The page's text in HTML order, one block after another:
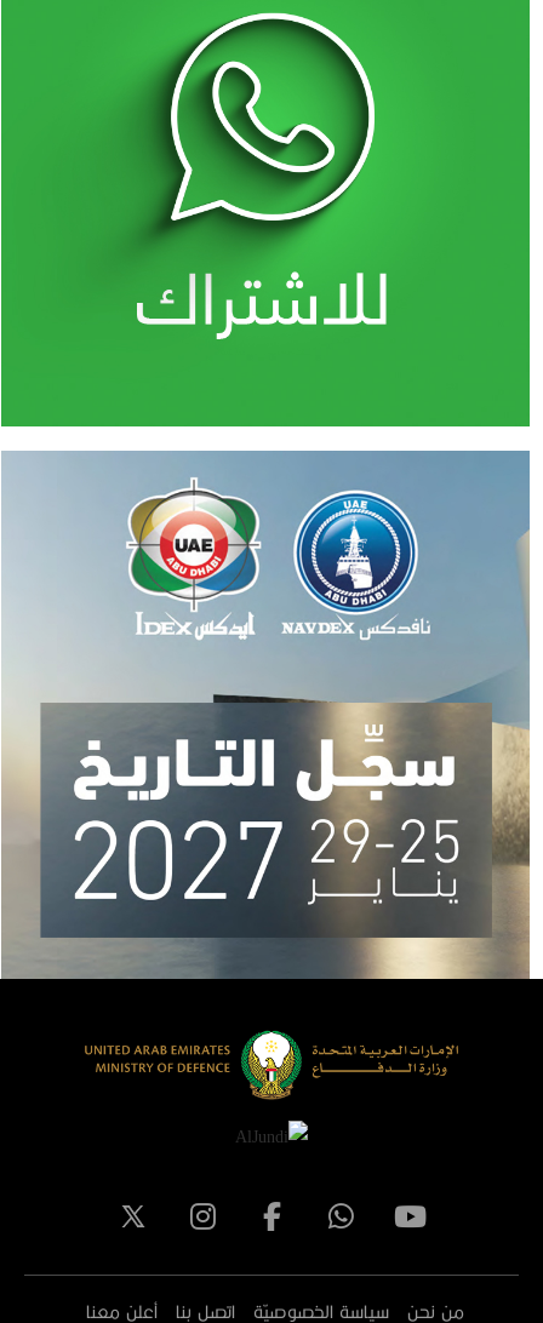
من نحن سياسة الخصوصيّة اتصل بنا أعلن معنا